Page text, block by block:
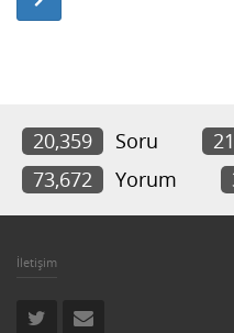
20,359 Soru
73,672
Yorum
İletişim